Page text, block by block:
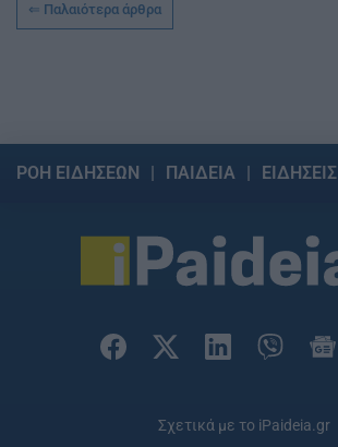
Παλαιότερα άρθρα
ΡΟΗ ΕΙΔΗΣΕΩΝ ΠΑΙΔΕΙΑ ΕΙΔΗΣΕΙΣ
Σχετικά με το iPaideia.gr